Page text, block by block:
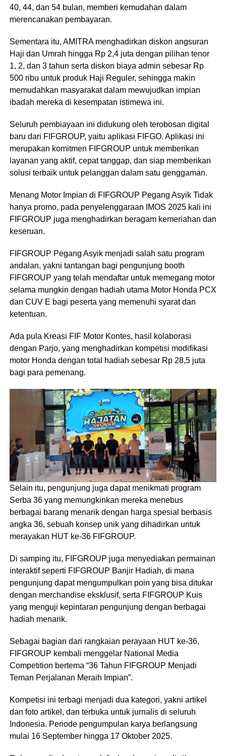
40, 44, dan 54 bulan, memberi kemudahan dalam
merencanakan pembayaran.
Sementara itu, AMITRA menghadirkan diskon angsuran
Haji dan Umrah hingga Rp 2,4 juta dengan pilihan tenor
1, 2, dan 3 tahun serta diskon biaya admin sebesar Rp
500 ribu untuk produk Haji Reguler, sehingga makin
memudahkan masyarakat dalam mewujudkan impian
ibadah mereka di kesempatan istimewa ini.
Seluruh pembiayaan ini didukung oleh terobosan digital
baru dari FIFGROUP, yaitu aplikasi FIFGO. Aplikasi ini
merupakan komitmen FIFGROUP untuk memberikan
layanan yang aktif, cepat tanggap, dan siap memberikan
solusi terbaik untuk pelanggan dalam satu genggaman.
Menang Motor Impian di FIFGROUP Pegang Asyik Tidak
hanya promo, pada penyelenggaraan IMOS 2025 kali ini
FIFGROUP juga menghadirkan beragam kemeriahan dan
keseruan.
FIFGROUP Pegang Asyik menjadi salah satu program
andalan, yakni tantangan bagi pengunjung booth
FIFGROUP yang telah mendaftar untuk memegang motor
selama mungkin dengan hadiah utama Motor Honda PCX
dan CUV E bagi peserta yang memenuhi syarat dan
ketentuan.
Ada pula Kreasi FIF Motor Kontes, hasil kolaborasi
dengan Parjo, yang menghadirkan kompetisi modifikasi
motor Honda dengan total hadiah sebesar Rp 28,5 juta
bagi para pemenang.
Selain itu, pengunjung juga dapat menikmati program
Serba 36 yang memungkinkan mereka menebus
berbagai barang menarik dengan harga spesial berbasis
angka 36, sebuah konsep unik yang dihadirkan untuk
merayakan HUT ke-36 FIFGROUP.
Di samping itu, FIFGROUP juga menyediakan permainan
interaktif seperti FIFGROUP Banjir Hadiah, di mana
pengunjung dapat mengumpulkan poin yang bisa ditukar
dengan merchandise eksklusif, serta FIFGROUP Kuis
yang menguji kepintaran pengunjung dengan berbagai
hadiah menarik.
Sebagai bagian dari rangkaian perayaan HUT ke-36,
FIFGROUP kembali menggelar National Media
Competition bertema “36 Tahun FIFGROUP Menjadi
Teman Perjalanan Meraih Impian”.
Kompetisi ini terbagi menjadi dua kategori, yakni artikel
dan foto artikel, dan terbuka untuk jurnalis di seluruh
Indonesia. Periode pengumpulan karya berlangsung
mulai 16 September hingga 17 Oktober 2025.